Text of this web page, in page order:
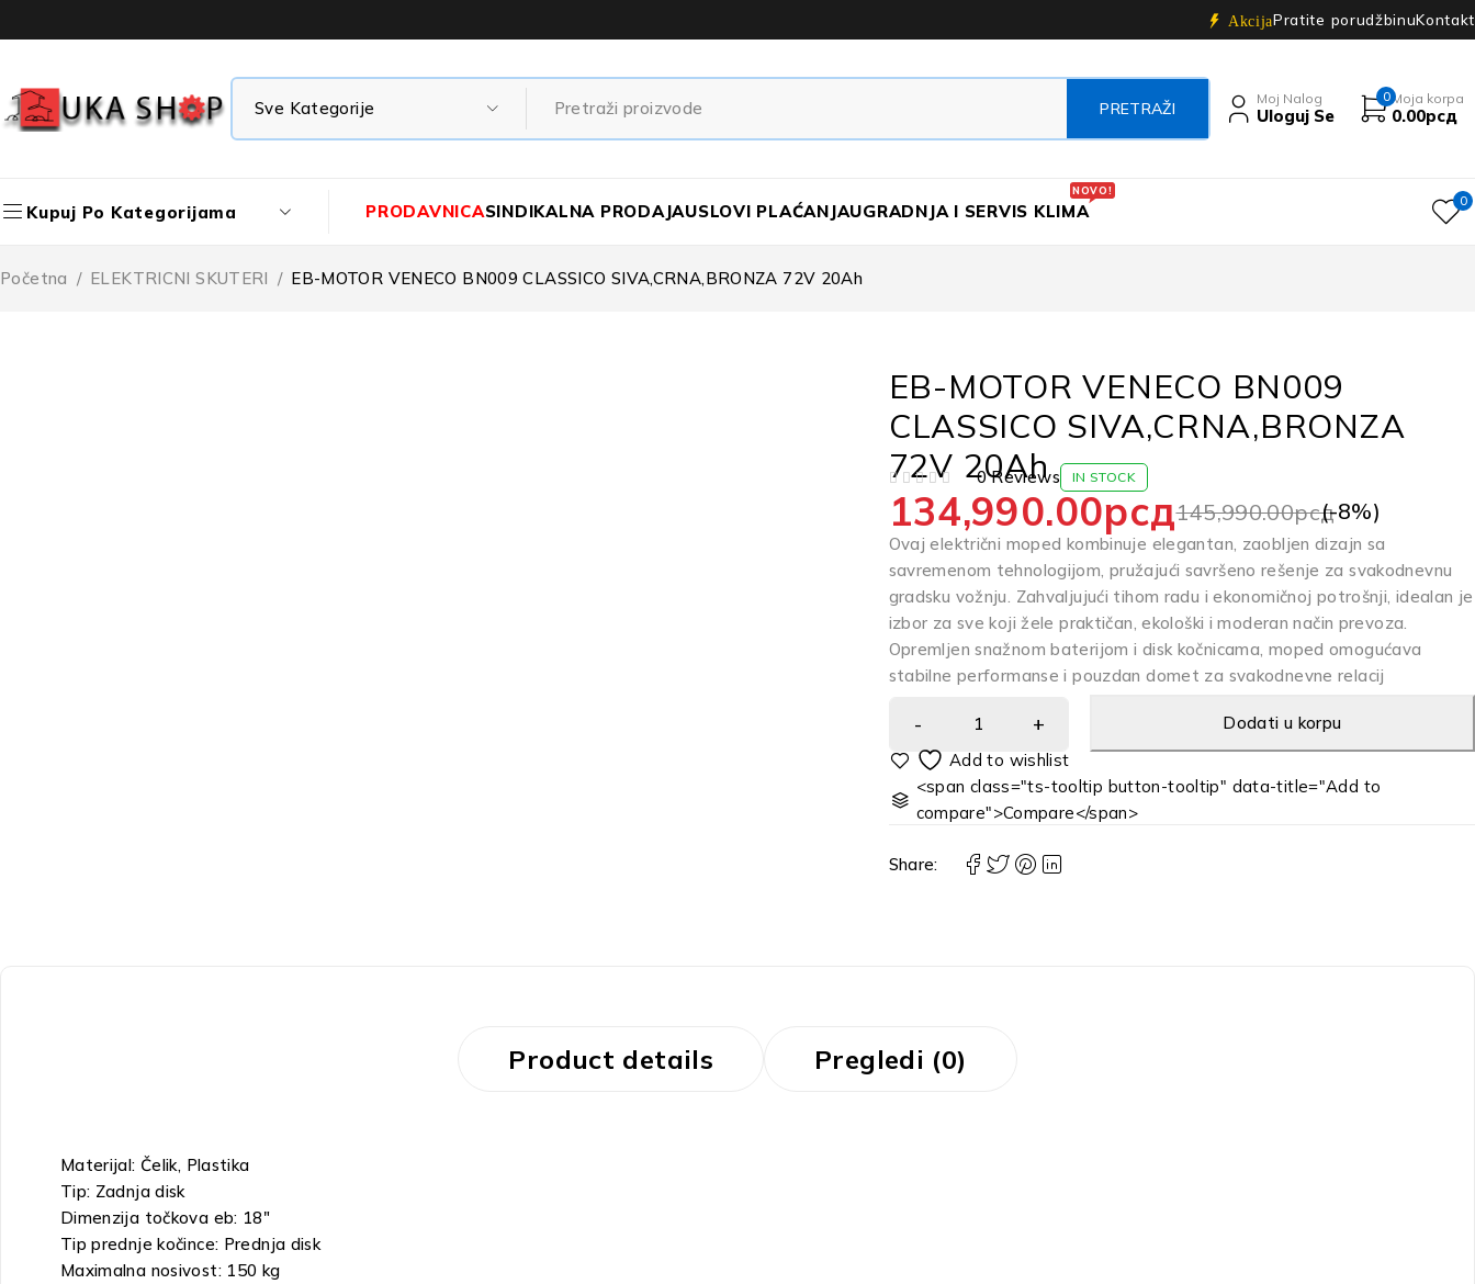
AkcijaPratite porudžbinuKontakt
Moj Nalog
Uloguj Se
0 Moja korpa
0.00рсд
Kupuj Po Kategorijama PRODAVNICASINDIKALNA PRODAJAUSLOVI PLAĆANJAUGRADNJA I SERVIS KLIMA
NOVO!
0
Početna / ELEKTRICNI SKUTERI / EB-MOTOR VENECO BN009 CLASSICO SIVA,CRNA,BRONZA 72V 20Ah
EB-MOTOR VENECO BN009
CLASSICO SIVA,CRNA,BRONZA
72V 20Ah
0 Reviews IN STOCK
145,990.00рсд
134,990.00рсд (-8%)
Ovaj električni moped kombinuje elegantan, zaobljen dizajn sa
savremenom tehnologijom, pružajući savršeno rešenje za svakodnevnu
gradsku vožnju. Zahvaljujući tihom radu i ekonomičnoj potrošnji, idealan je
izbor za sve koji žele praktičan, ekološki i moderan način prevoza.
Opremljen snažnom baterijom i disk kočnicama, moped omogućava
stabilne performanse i pouzdan domet za svakodnevne relacij
Dodati u korpu
<span class="ts-tooltip button-tooltip" data-title="Add to
compare">Compare</span>
Share:
Product details Pregledi (0)
Materijal: Čelik, Plastika
Tip: Zadnja disk
Dimenzija točkova eb: 18″
Tip prednje kočince: Prednja disk
Maximalna nosivost: 150 kg